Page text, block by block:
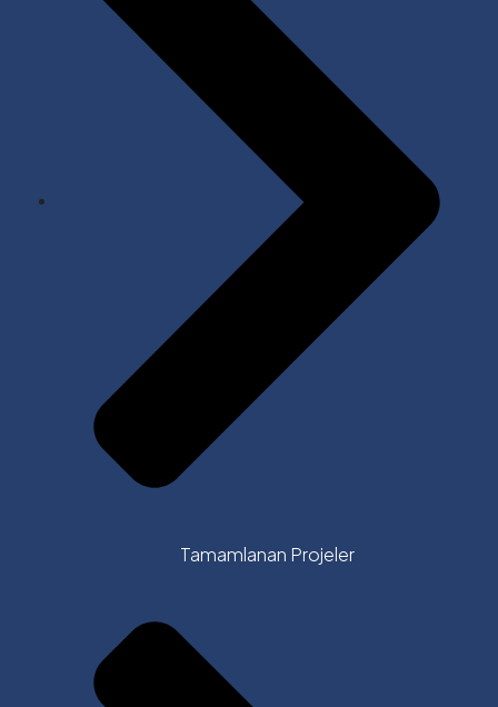
Tamamlanan Projeler